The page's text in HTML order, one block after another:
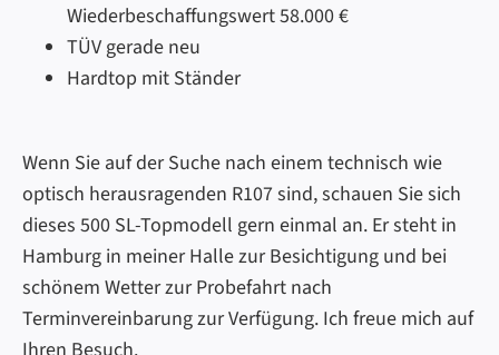
Wiederbeschaffungswert 58.000 €
TÜV gerade neu
Hardtop mit Ständer
Wenn Sie auf der Suche nach einem technisch wie
optisch herausragenden R107 sind, schauen Sie sich
dieses 500 SL-Topmodell gern einmal an. Er steht in
Hamburg in meiner Halle zur Besichtigung und bei
schönem Wetter zur Probefahrt nach
Terminvereinbarung zur Verfügung. Ich freue mich auf